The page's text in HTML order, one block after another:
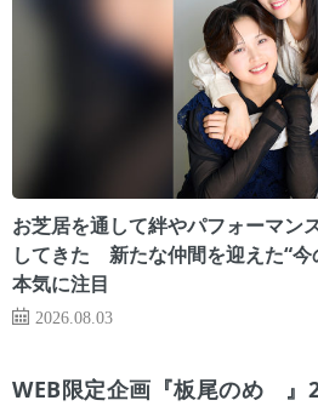
お芝居を通して絆やパフォーマン
してきた 新たな仲間を迎えた“今
本気に注目
2026.08.03
WEB限定企画『板尾のめ゙』